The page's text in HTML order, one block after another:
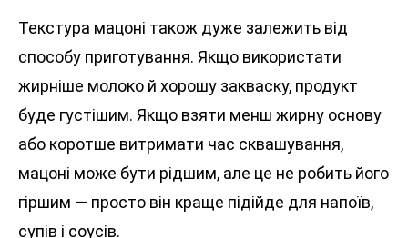
Текстура мацоні також дуже залежить від
способу приготування. Якщо використати
жирніше молоко й хорошу закваску, продукт
буде густішим. Якщо взяти менш жирну основу
або коротше витримати час сквашування,
мацоні може бути рідшим, але це не робить його
гіршим — просто він краще підійде для напоїв,
супів і соусів.